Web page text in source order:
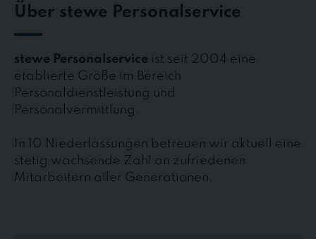
Über stewe Personalservice
stewe Personalservice ist seit 2004 eine
etablierte Größe im Bereich
Personaldienstleistung und
Personalvermittlung.
In 10 Niederlassungen betreuen wir aktuell eine
stetig wachsende Zahl an zufriedenen
Mitarbeitern aller Generationen.